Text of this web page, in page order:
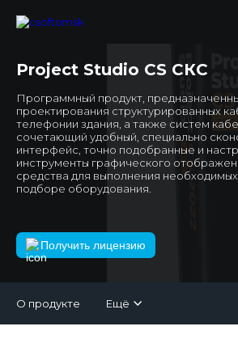
Project Studio CS СКС
Программный продукт,
проектирования структурированных
телефонии здания, а также систем
сочетающий удобный, специально
интерфейс, точно подобранные и
инструменты графического
средства для выполнения
подборе оборудования.
Получить лицензию
О продукте Ещё